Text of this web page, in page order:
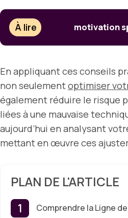
À lire motivation
En appliquant ces conseils
non seulementoptimiser
également réduire le risque
liées à une mauvaise
aujourd’hui en analysant
mettant en œuvre ces
PLAN DE L'ARTICLE
Comprendre la Ligne